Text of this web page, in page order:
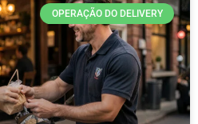
OPERAÇÃO DO DELIVERY